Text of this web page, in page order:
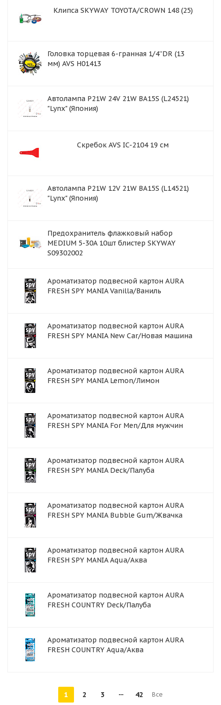
Клипса SKYWAY TOYOTA/CROWN 148 (25)
Головка торцевая 6-гранная 1/4''DR (13
мм) AVS H01413
Автолампа P21W 24V 21W BA15S (L24521)
"Lynx" (Япония)
Скребок AVS IC-2104 19 см
Автолампа P21W 12V 21W BA15S (L14521)
"Lynx" (Япония)
Предохранитель флажковый набор
MEDIUM 5-30A 10шт блистер SKYWAY
S09302002
Ароматизатор подвесной картон AURA
FRESH SPY MANIA Vanilla/Ваниль
Ароматизатор подвесной картон AURA
FRESH SPY MANIA New Car/Новая машина
Ароматизатор подвесной картон AURA
FRESH SPY MANIA Lemon/Лимон
Ароматизатор подвесной картон AURA
FRESH SPY MANIA For Men/Для мужчин
Ароматизатор подвесной картон AURA
FRESH SPY MANIA Deck/Палуба
Ароматизатор подвесной картон AURA
FRESH SPY MANIA Bubble Gum/Жвачка
Ароматизатор подвесной картон AURA
FRESH SPY MANIA Aqua/Аква
Ароматизатор подвесной картон AURA
FRESH COUNTRY Deck/Палуба
Ароматизатор подвесной картон AURA
FRESH COUNTRY Aqua/Аква
1 2 3 42 Все